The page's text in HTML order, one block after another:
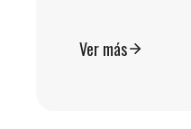
Ver más